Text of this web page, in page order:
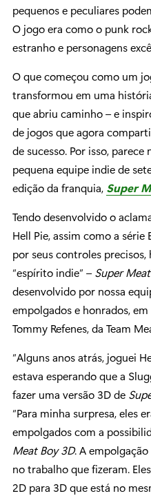
pequenos e peculiares
O jogo era como o punk
estranho e personagens
O que começou como um
transformou em uma
que abriu caminho – e
de jogos que agora
de sucesso. Por isso,
pequena equipe indie de
edição da franquia, Super
Tendo desenvolvido o
Hell Pie, assim como a série
por seus controles
“espírito indie” –Super
desenvolvido por nossa
empolgados e honrados,
Tommy Refenes, da Team
“Alguns anos atrás, joguei
estava esperando que a
fazer uma versão 3D de
“Para minha surpresa, eles
empolgados com a
Meat Boy 3D. A
no trabalho que fizeram.
2D para 3D que está no